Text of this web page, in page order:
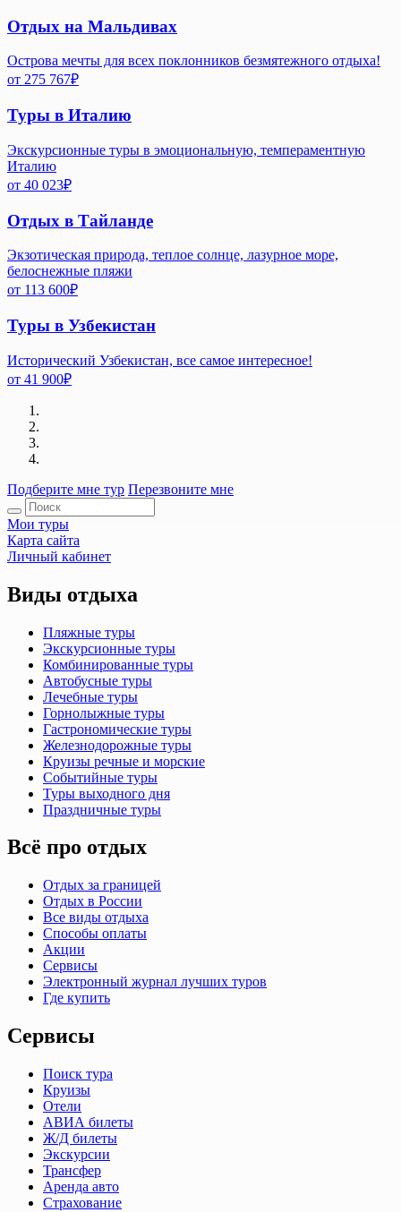
Отдых на Мальдивах
Острова мечты для всех поклонников безмятежного отдыха!
от 275 767₽
Туры в Италию
Экскурсионные туры в эмоциональную, темпераментную
Италию
от 40 023₽
Отдых в Тайланде
Экзотическая природа, теплое солнце, лазурное море,
белоснежные пляжи
от 113 600₽
Туры в Узбекистан
Исторический Узбекистан, все самое интересное!
от 41 900₽
Подберите мне тур Перезвоните мне
Мои туры
Карта сайта
Личный кабинет
Виды отдыха
Пляжные туры
Экскурсионные туры
Комбинированные туры
Автобусные туры
Лечебные туры
Горнолыжные туры
Гастрономические туры
Железнодорожные туры
Круизы речные и морские
Событийные туры
Туры выходного дня
Праздничные туры
Всё про отдых
Отдых за границей
Отдых в России
Все виды отдыха
Способы оплаты
Акции
Сервисы
Электронный журнал лучших туров
Где купить
Сервисы
Поиск тура
Круизы
Отели
АВИА билеты
Ж/Д билеты
Экскурсии
Трансфер
Аренда авто
Страхование